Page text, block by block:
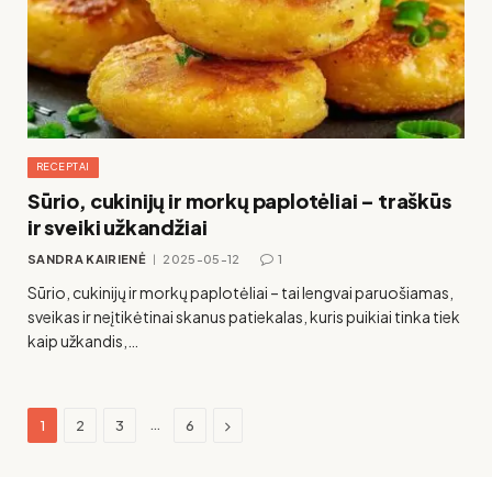
RECEPTAI
Sūrio, cukinijų ir morkų paplotėliai – traškūs
ir sveiki užkandžiai
SANDRA KAIRIENĖ 2025-05-12 1
Sūrio, cukinijų ir morkų paplotėliai – tai lengvai paruošiamas,
sveikas ir neįtikėtinai skanus patiekalas, kuris puikiai tinka tiek
kaip užkandis,…
1 2 3 … 6 Sekantis